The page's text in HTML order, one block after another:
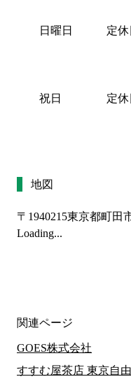
日曜日
祝日
定休
定休
地図
〒1940215東京都町田
Loading...
関連ページ
GOES株式会社
すすむ屋茶店 東京自